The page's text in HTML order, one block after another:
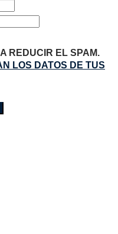
REDUCIR EL SPAM.
LOS DATOS DE TUS